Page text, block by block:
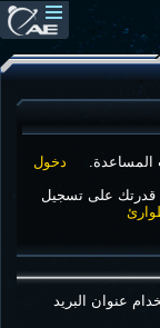
المساعدة. دخول
قدرتك على تسجيل
عنوان البريد